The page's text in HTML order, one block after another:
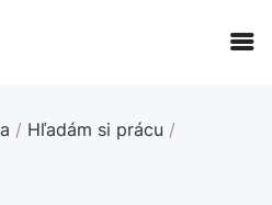
/ Hľadám si prácu /